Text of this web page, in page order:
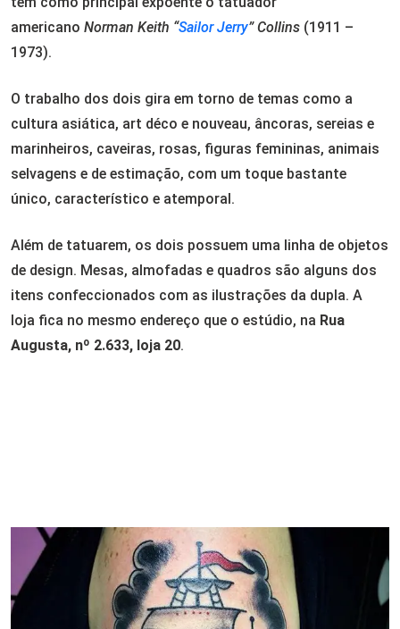
americano Norman Keith “Sailor Jerry” Collins (1911 –
1973).
O trabalho dos dois gira em torno de temas como a
cultura asiática, art déco e nouveau, âncoras, sereias e
marinheiros, caveiras, rosas, figuras femininas, animais
selvagens e de estimação, com um toque bastante
único, característico e atemporal.
Além de tatuarem, os dois possuem uma linha de objetos
de design. Mesas, almofadas e quadros são alguns dos
itens confeccionados com as ilustrações da dupla. A
loja fica no mesmo endereço que o estúdio, na Rua
Augusta, nº 2.633, loja 20.